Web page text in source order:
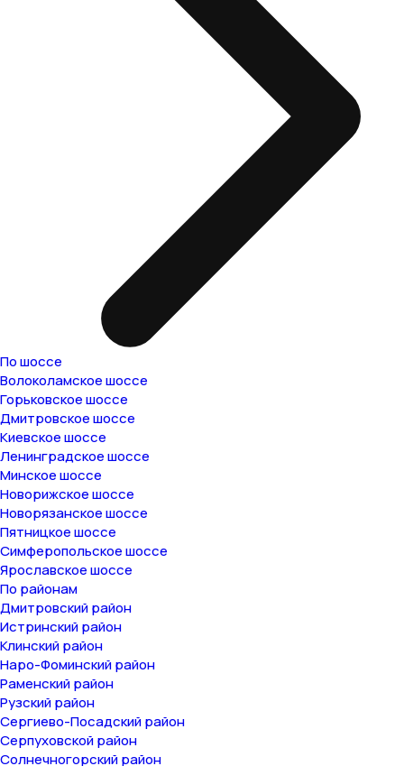
По шоссе
Волоколамское шоссе
Горьковское шоссе
Дмитровское шоссе
Киевское шоссе
Ленинградское шоссе
Минское шоссе
Новорижское шоссе
Новорязанское шоссе
Пятницкое шоссе
Симферопольское шоссе
Ярославское шоссе
По районам
Дмитровский район
Истринский район
Клинский район
Наро-Фоминский район
Раменский район
Рузский район
Сергиево-Посадский район
Серпуховской район
Солнечногорский район